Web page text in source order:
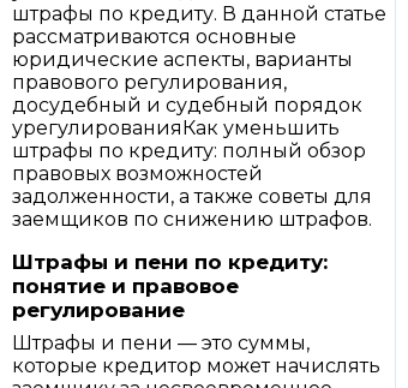
штрафы по кредиту. В данной статье
рассматриваются основные
юридические аспекты, варианты
правового регулирования,
досудебный и судебный порядок
урегулированияКак уменьшить
штрафы по кредиту: полный обзор
правовых возможностей
задолженности, а также советы для
заемщиков по снижению штрафов.
Штрафы и пени по кредиту:
понятие и правовое
регулирование
Штрафы и пени — это суммы,
которые кредитор может начислять